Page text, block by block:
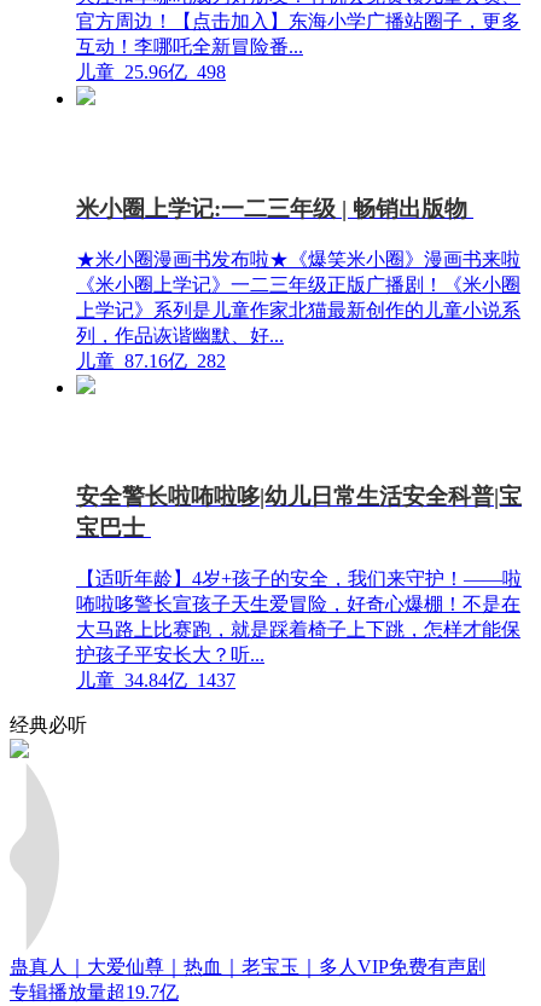
官方周边！【点击加入】东海小学广播站圈子，更多
互动！李哪吒全新冒险番...
儿童 25.96亿 498
米小圈上学记:一二三年级 | 畅销出版物
★米小圈漫画书发布啦★《爆笑米小圈》漫画书来啦
《米小圈上学记》一二三年级正版广播剧！《米小圈
上学记》系列是儿童作家北猫最新创作的儿童小说系
列，作品诙谐幽默、好...
儿童 87.16亿 282
安全警长啦咘啦哆|幼儿日常生活安全科普|宝
宝巴士
【适听年龄】4岁+孩子的安全，我们来守护！——啦
咘啦哆警长宣孩子天生爱冒险，好奇心爆棚！不是在
大马路上比赛跑，就是踩着椅子上下跳，怎样才能保
护孩子平安长大？听...
儿童 34.84亿 1437
经典必听
蛊真人｜大爱仙尊｜热血｜老宝玉｜多人VIP免费有声剧
专辑播放量超19.7亿